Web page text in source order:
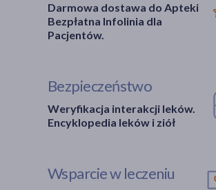
Darmowa dostawa do Apteki
Bezpłatna Infolinia dla
Pacjentów.
Bezpieczeństwo
Weryfikacja interakcji leków.
Encyklopedia leków i ziół
Wsparcie w leczeniu